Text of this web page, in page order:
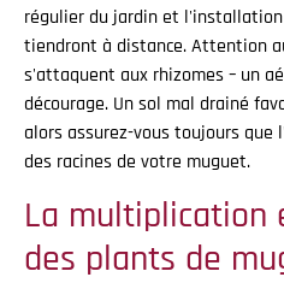
régulier du jardin et
tiendront à distance. Attention
s'attaquent aux rhizomes – un
décourage. Un sol mal drainé
alors assurez-vous toujours
des racines de votre muguet.
La multiplication
des plants de